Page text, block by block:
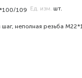
неполная резьба
109 Ед. изм. шт.